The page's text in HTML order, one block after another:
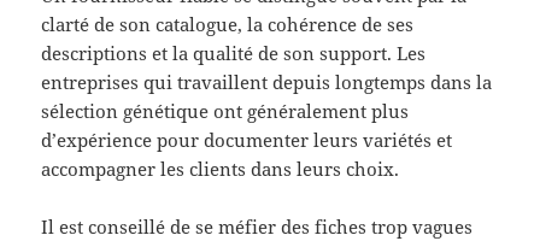
clarté de son catalogue, la cohérence de ses
descriptions et la qualité de son support. Les
entreprises qui travaillent depuis longtemps dans la
sélection génétique ont généralement plus
d’expérience pour documenter leurs variétés et
accompagner les clients dans leurs choix.
Il est conseillé de se méfier des fiches trop vagues